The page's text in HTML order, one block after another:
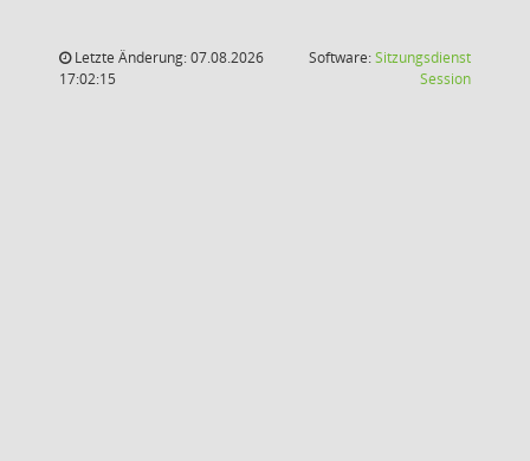
Letzte Änderung: 07.08.2026
17:02:15
Software:Sitzungsdienst
Session(Wird in